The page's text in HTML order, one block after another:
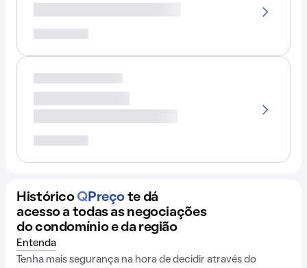
Histórico QPreço te dá
acesso a todas as negociações
do condomínio e da região
Entenda
Tenha mais segurança na hora de decidir através do